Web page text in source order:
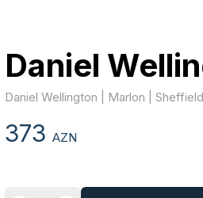
Daniel
Daniel Wellington | Marlon |
373AZN